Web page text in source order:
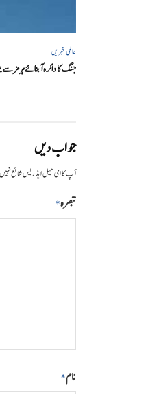
عالمی خبریں
جنگ کا دائرہ آبنائے ہرمز سے
جواب دیں
آپ کا ای میل ایڈریس شائع نہیں
تبصرہ*
نام*